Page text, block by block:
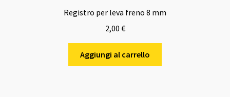
Registro per leva freno 8 mm
2,00 €
Aggiungi al carrello